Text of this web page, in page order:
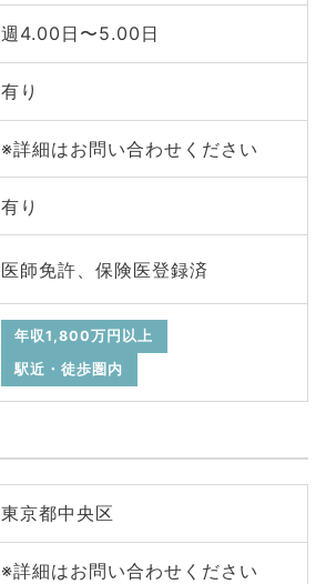
週4.00日〜5.00日
有り
※詳細はお問い合わせください
有り
医師免許、保険医登録済
年収1,800万円以上
駅近・徒歩圏内
東京都中央区
※詳細はお問い合わせください